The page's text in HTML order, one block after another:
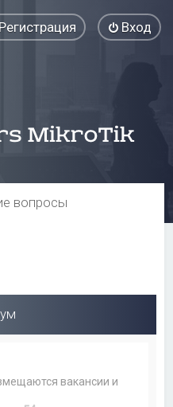
Вход
Регистрация
вопросы
вакансии и